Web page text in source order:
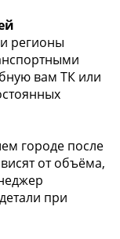
регионы
вам ТК или
городе после
от объёма,
при